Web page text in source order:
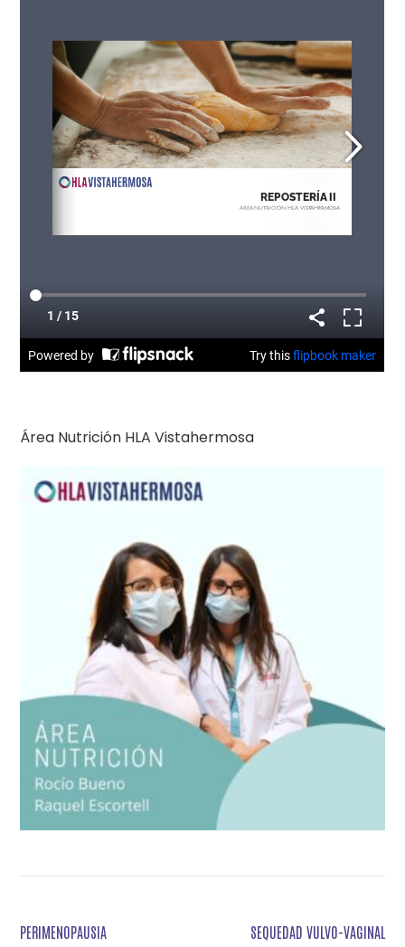
Área Nutrición HLA Vistahermosa
Navegación
PERIMENOPAUSIA SEQUEDAD VULVO-VAGINAL